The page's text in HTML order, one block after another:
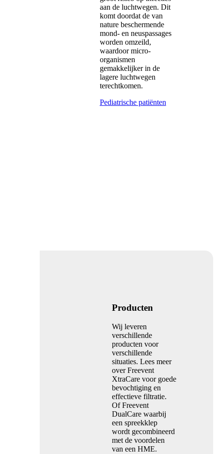
aan de luchtwegen. Dit
komt doordat de van
nature beschermende
mond- en neuspassages
worden omzeild,
waardoor micro-
organismen
gemakkelijker in de
lagere luchtwegen
terechtkomen.
Pediatrische patiënten
Producten
Wij leveren
verschillende
producten voor
verschillende
situaties. Lees meer
over Freevent
XtraCare voor goede
bevochtiging en
effectieve filtratie.
Of Freevent
DualCare waarbij
een spreekklep
wordt gecombineerd
met de voordelen
van een HME.